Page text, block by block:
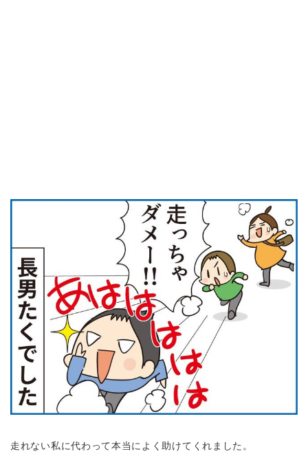
走れない私に代わって本当によく助けてくれました。